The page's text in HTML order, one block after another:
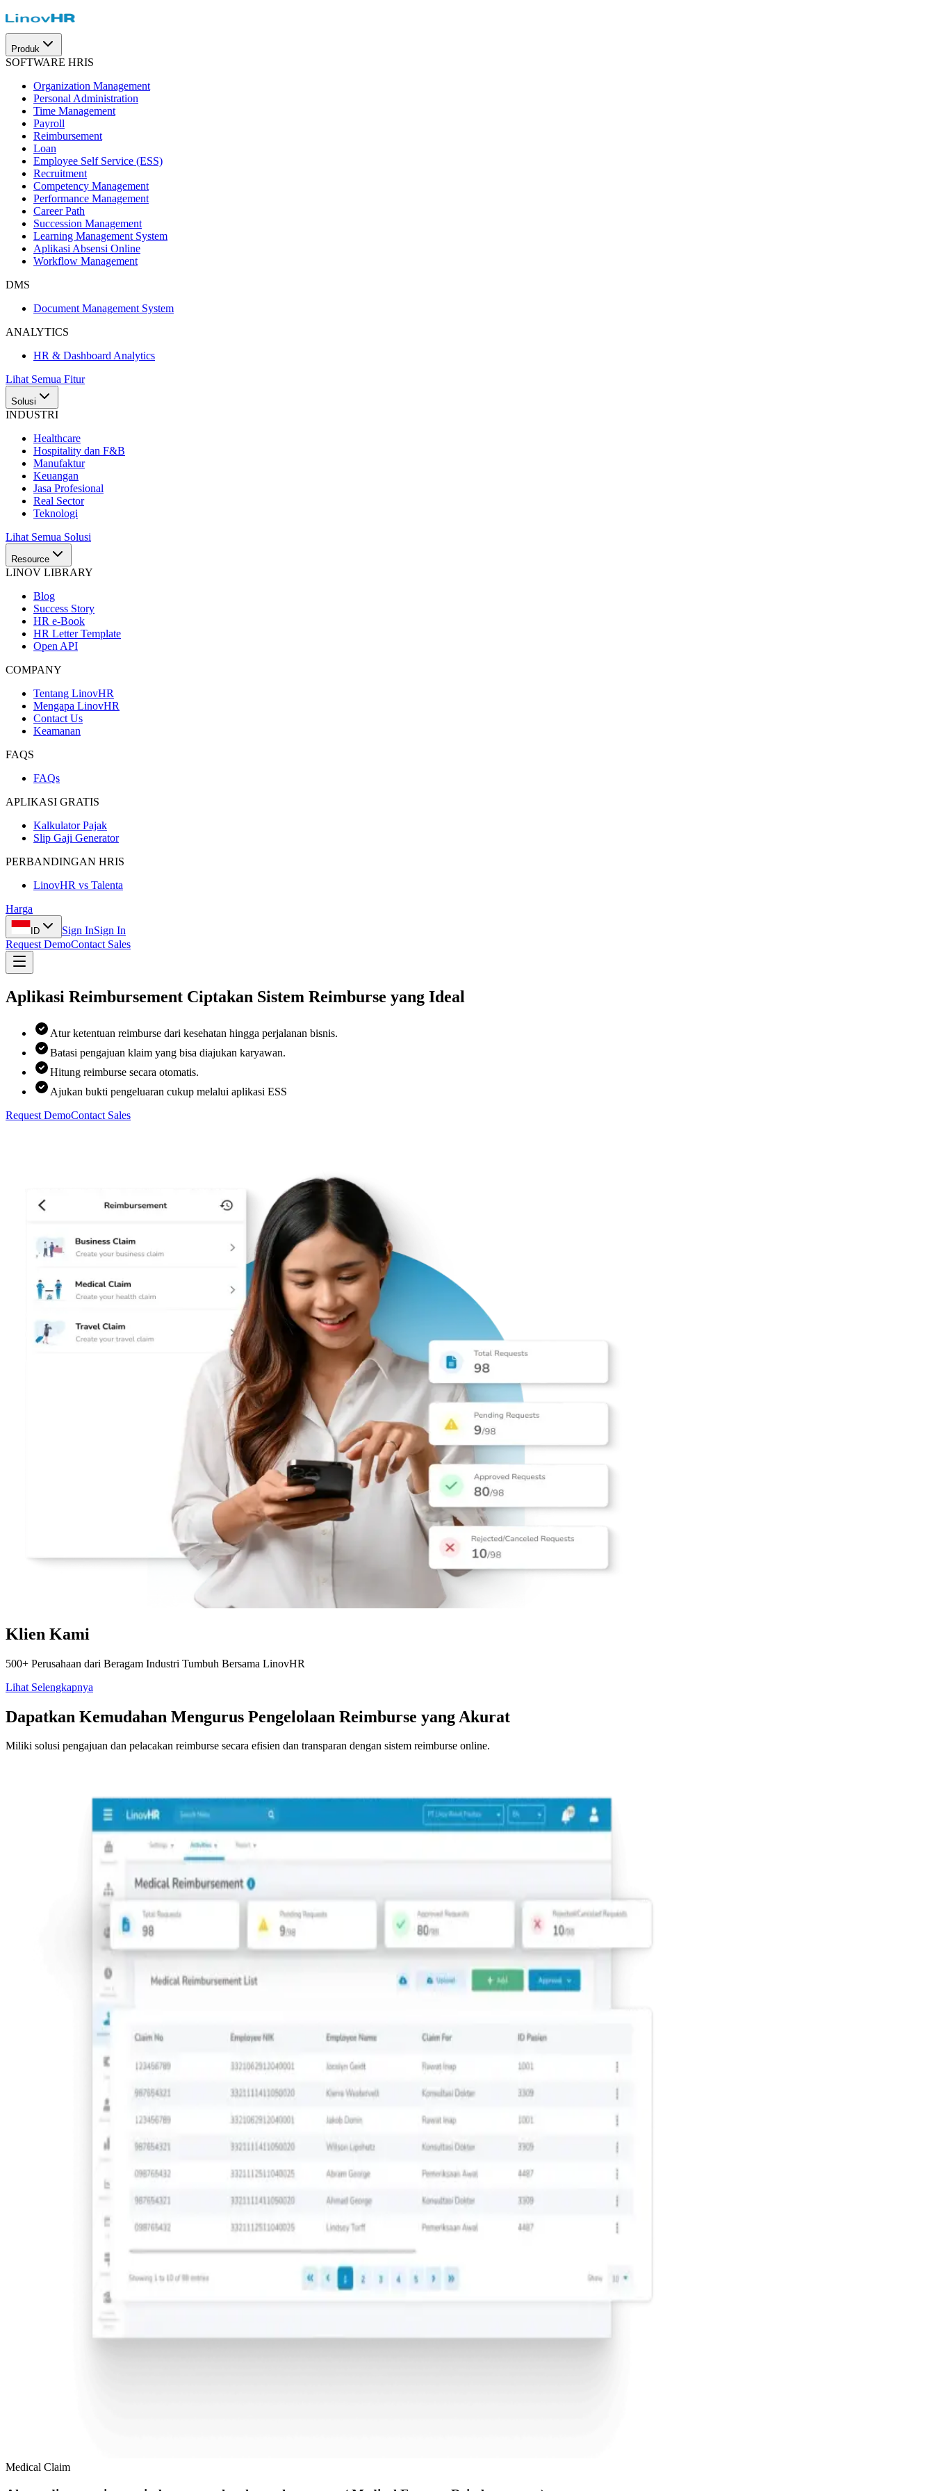
Produk
SOFTWARE HRIS
Organization Management
Personal Administration
Time Management
Payroll
Reimbursement
Loan
Employee Self Service (ESS)
Recruitment
Competency Management
Performance Management
Career Path
Succession Management
Learning Management System
Aplikasi Absensi Online
Workflow Management
DMS
Document Management System
ANALYTICS
HR & Dashboard Analytics
Lihat Semua Fitur
Solusi
INDUSTRI
Healthcare
Hospitality dan F&B
Manufaktur
Keuangan
Jasa Profesional
Real Sector
Teknologi
Lihat Semua Solusi
Resource
LINOV LIBRARY
Blog
Success Story
HR e-Book
HR Letter Template
Open API
COMPANY
Tentang LinovHR
Mengapa LinovHR
Contact Us
Keamanan
FAQS
FAQs
APLIKASI GRATIS
Kalkulator Pajak
Slip Gaji Generator
PERBANDINGAN HRIS
LinovHR vs Talenta
Harga
ID Sign InSign In
Request DemoContact Sales
Aplikasi Reimbursement Ciptakan Sistem Reimburse yang Ideal
Atur ketentuan reimburse dari kesehatan hingga perjalanan bisnis.
Batasi pengajuan klaim yang bisa diajukan karyawan.
Hitung reimburse secara otomatis.
Ajukan bukti pengeluaran cukup melalui aplikasi ESS
Request DemoContact Sales
Klien Kami
500+ Perusahaan dari Beragam Industri Tumbuh Bersama LinovHR
Lihat Selengkapnya
Dapatkan Kemudahan Mengurus Pengelolaan Reimburse yang Akurat
Miliki solusi pengajuan dan pelacakan reimburse secara efisien dan transparan dengan sistem reimburse online.
Medical Claim